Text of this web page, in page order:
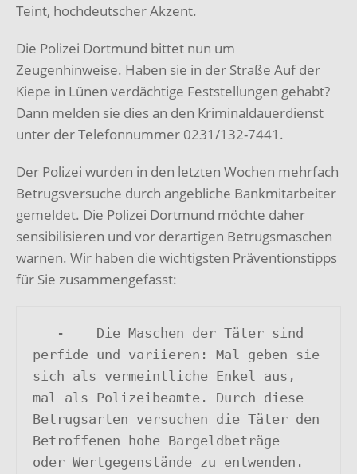
Teint, hochdeutscher Akzent.
Die Polizei Dortmund bittet nun um
Zeugenhinweise. Haben sie in der Straße Auf der
Kiepe in Lünen verdächtige Feststellungen gehabt?
Dann melden sie dies an den Kriminaldauerdienst
unter der Telefonnummer 0231/132-7441.
Der Polizei wurden in den letzten Wochen mehrfach
Betrugsversuche durch angebliche Bankmitarbeiter
gemeldet. Die Polizei Dortmund möchte daher
sensibilisieren und vor derartigen Betrugsmaschen
warnen. Wir haben die wichtigsten Präventionstipps
für Sie zusammengefasst:
perfide und variieren: Mal geben sie
sich als vermeintliche Enkel aus,
mal als Polizeibeamte. Durch diese
Betrugsarten versuchen die Täter den
Betroffenen hohe Bargeldbeträge
oder Wertgegenstände zu entwenden.